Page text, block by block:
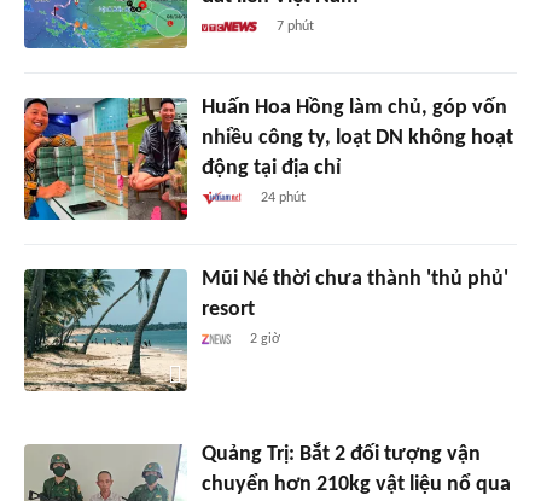
7 phút
Huấn Hoa Hồng làm chủ, góp vốn
nhiều công ty, loạt DN không hoạt
động tại địa chỉ
24 phút
Mũi Né thời chưa thành 'thủ phủ'
resort
2 giờ
Quảng Trị: Bắt 2 đối tượng vận
chuyển hơn 210kg vật liệu nổ qua